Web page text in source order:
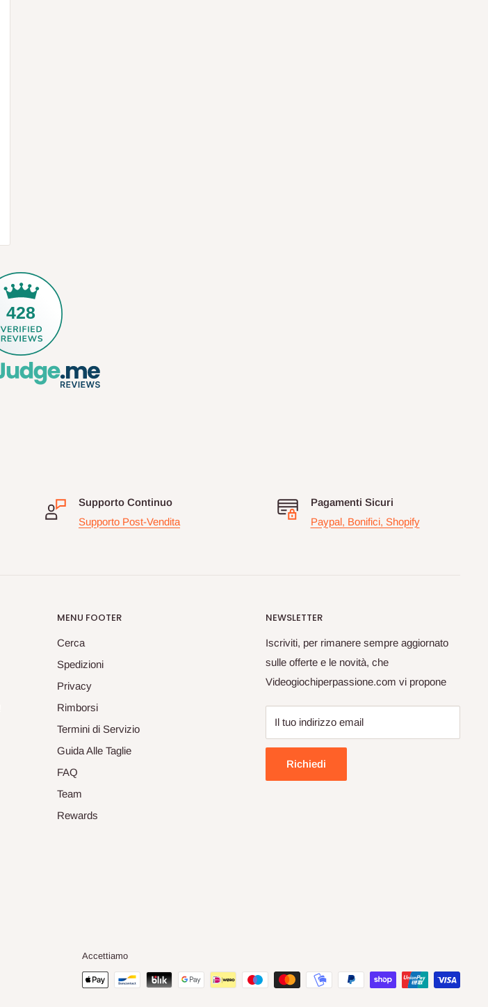
428
Supporto Continuo
Supporto Post-Vendita
Pagamenti Sicuri
Paypal, Bonifici, Shopify
MENU FOOTER
Cerca
Spedizioni
Privacy
Rimborsi
Termini di Servizio
Guida Alle Taglie
FAQ
Team
Rewards
NEWSLETTER
Iscriviti, per rimanere sempre aggiornato
sulle offerte e le novità, che
Videogiochiperpassione.com vi propone
Il tuo indirizzo email
Richiedi
Accettiamo